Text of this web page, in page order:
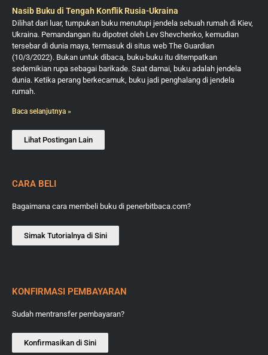
Nasib Buku di Tengah Konflik Rusia-Ukraina
Dilihat dari luar, tumpukan buku menutupi jendela sebuah rumah di Kiev,
Ukraina. Pemandangan itu dipotret oleh Lev Shevchenko, kemudian
tersebar di dunia maya, termasuk di situs web The Guardian
(10/3/2022). Bukan untuk dibaca, buku-buku itu ditempatkan
sedemikian rupa sebagai barikade. Saat damai, buku adalah jendela
dunia. Ketika perang berkecamuk, buku jadi penghalang di jendela
rumah.
Baca selanjutnya »
Lihat Postingan Lain
CARA BELI
Bagaimana cara membeli buku di penerbitbaca.com?
Simak Tutorialnya di Sini
KONFIRMASI PEMBAYARAN
Sudah mentransfer pembayaran?
Konfirmasikan di Sini